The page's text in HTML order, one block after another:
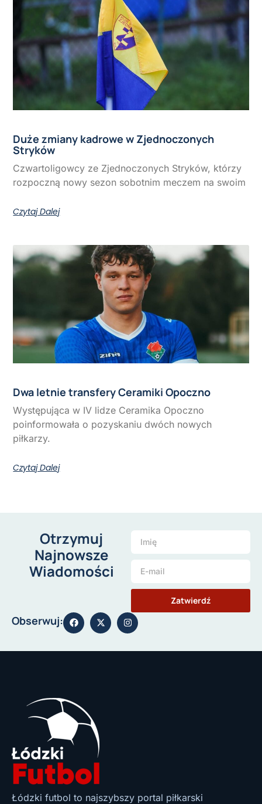
Duże zmiany kadrowe w Zjednoczonych
Stryków
Czwartoligowcy ze Zjednoczonych Stryków, którzy
rozpoczną nowy sezon sobotnim meczem na swoim
Czytaj Dalej
Dwa letnie transfery Ceramiki Opoczno
Występująca w IV lidze Ceramika Opoczno
poinformowała o pozyskaniu dwóch nowych
piłkarzy.
Czytaj Dalej
Otrzymuj
Najnowsze
Wiadomości
Zatwierdź
Obserwuj:
Łódzki futbol to najszybszy portal piłkarski